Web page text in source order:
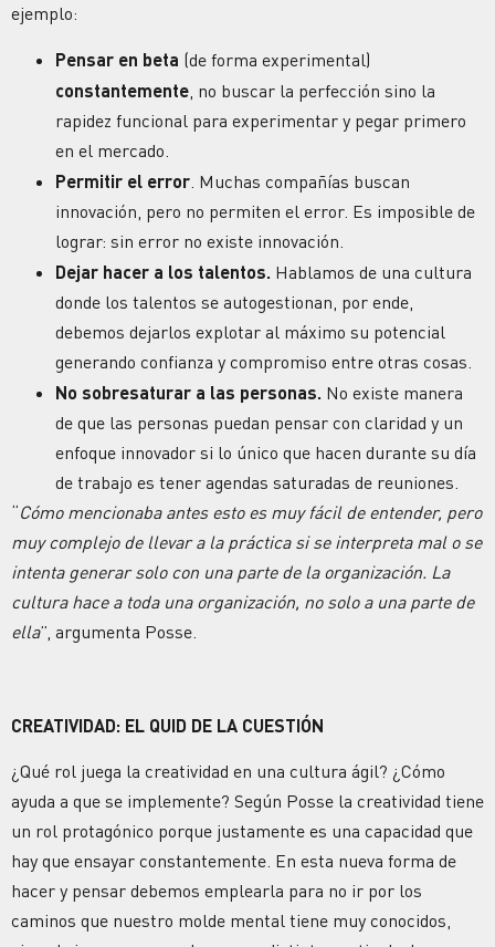
ejemplo:
Pensar en beta (de forma experimental)
constantemente, no buscar la perfección sino la
rapidez funcional para experimentar y pegar primero
en el mercado.
Permitir el error. Muchas compañías buscan
innovación, pero no permiten el error. Es imposible de
lograr: sin error no existe innovación.
Dejar hacer a los talentos. Hablamos de una cultura
donde los talentos se autogestionan, por ende,
debemos dejarlos explotar al máximo su potencial
generando confianza y compromiso entre otras cosas.
No sobresaturar a las personas. No existe manera
de que las personas puedan pensar con claridad y un
enfoque innovador si lo único que hacen durante su día
de trabajo es tener agendas saturadas de reuniones.
“Cómo mencionaba antes esto es muy fácil de entender, pero
muy complejo de llevar a la práctica si se interpreta mal o se
intenta generar solo con una parte de la organización. La
cultura hace a toda una organización, no solo a una parte de
ella”, argumenta Posse.
CREATIVIDAD: EL QUID DE LA CUESTIÓN
¿Qué rol juega la creatividad en una cultura ágil? ¿Cómo
ayuda a que se implemente? Según Posse la creatividad tiene
un rol protagónico porque justamente es una capacidad que
hay que ensayar constantemente. En esta nueva forma de
hacer y pensar debemos emplearla para no ir por los
caminos que nuestro molde mental tiene muy conocidos,